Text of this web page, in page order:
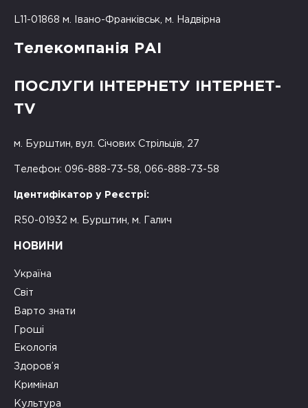
L11-01868 м. Івано-Франківськ, м. Надвірна
Телекомпанія РАІ
ПОСЛУГИ ІНТЕРНЕТУ ІНТЕРНЕТ-
TV
м. Бурштин, вул. Січових Стрільців, 27
Телефон: 096-888-73-58, 066-888-73-58
Ідентифікатор у Реєстрі:
R50-01932 м. Бурштин, м. Галич
НОВИНИ
Україна
Світ
Варто знати
Гроші
Екологія
Здоров’я
Кримінал
Культура